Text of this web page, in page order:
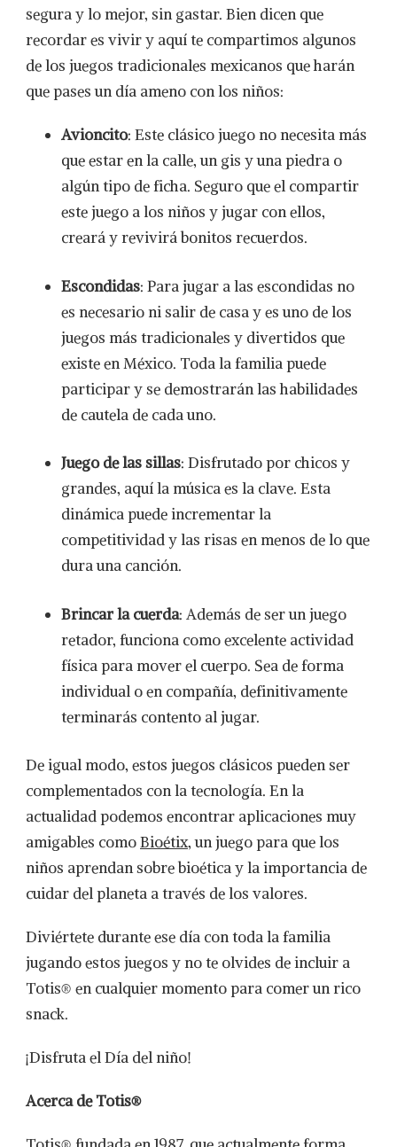
segura y lo mejor, sin gastar. Bien dicen que
recordar es vivir y aquí te compartimos algunos
de los juegos tradicionales mexicanos que harán
que pases un día ameno con los niños:
Avioncito: Este clásico juego no necesita más
que estar en la calle, un gis y una piedra o
algún tipo de ficha. Seguro que el compartir
este juego a los niños y jugar con ellos,
creará y revivirá bonitos recuerdos.
Escondidas: Para jugar a las escondidas no
es necesario ni salir de casa y es uno de los
juegos más tradicionales y divertidos que
existe en México. Toda la familia puede
participar y se demostrarán las habilidades
de cautela de cada uno.
Juego de las sillas: Disfrutado por chicos y
grandes, aquí la música es la clave. Esta
dinámica puede incrementar la
competitividad y las risas en menos de lo que
dura una canción.
Brincar la cuerda: Además de ser un juego
retador, funciona como excelente actividad
física para mover el cuerpo. Sea de forma
individual o en compañía, definitivamente
terminarás contento al jugar.
De igual modo, estos juegos clásicos pueden ser
complementados con la tecnología. En la
actualidad podemos encontrar aplicaciones muy
amigables comoBioétix, un juego para que los
niños aprendan sobre bioética y la importancia de
cuidar del planeta a través de los valores.
Diviértete durante ese día con toda la familia
jugando estos juegos y no te olvides de incluir a
Totis® en cualquier momento para comer un rico
snack.
¡Disfruta el Día del niño!
Acerca de Totis®